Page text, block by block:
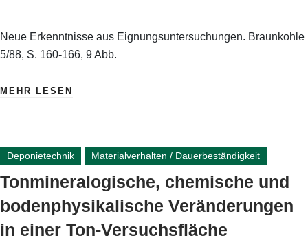
Neue Erkenntnisse aus Eignungsuntersuchungen. Braunkohle
5/88, S. 160-166, 9 Abb.
MEHR LESEN
Deponietechnik Materialverhalten / Dauerbeständigkeit
Tonmineralogische, chemische und
bodenphysikalische Veränderungen
in einer Ton-Versuchsfläche